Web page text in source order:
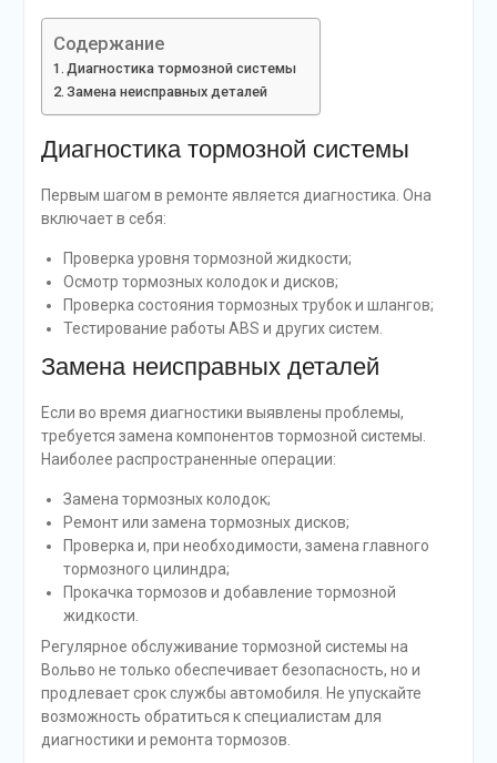
Содержание
Диагностика тормозной системы
Замена неисправных деталей
Диагностика тормозной системы
Первым шагом в ремонте является диагностика. Она
включает в себя:
Проверка уровня тормозной жидкости;
Осмотр тормозных колодок и дисков;
Проверка состояния тормозных трубок и шлангов;
Тестирование работы ABS и других систем.
Замена неисправных деталей
Если во время диагностики выявлены проблемы,
требуется замена компонентов тормозной системы.
Наиболее распространенные операции:
Замена тормозных колодок;
Ремонт или замена тормозных дисков;
Проверка и, при необходимости, замена главного
тормозного цилиндра;
Прокачка тормозов и добавление тормозной
жидкости.
Регулярное обслуживание тормозной системы на
Вольво не только обеспечивает безопасность, но и
продлевает срок службы автомобиля. Не упускайте
возможность обратиться к специалистам для
диагностики и ремонта тормозов.